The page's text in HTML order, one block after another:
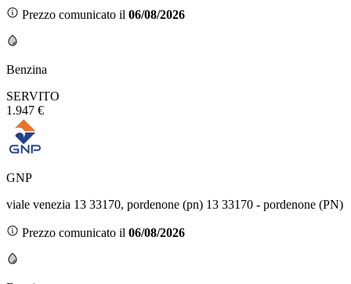
Prezzo comunicato il 06/08/2026
Benzina
SERVITO
1.947 €
GNP
viale venezia 13 33170, pordenone (pn) 13 33170 - pordenone (PN)
Prezzo comunicato il 06/08/2026